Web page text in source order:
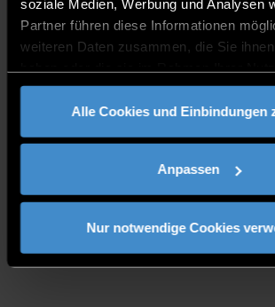
soziale Medien, Werbung und Analysen
Partner führen diese Informationen
weiteren Daten zusammen, die Sie
gesammelt haben.
Alle Cookies und Einbindungen
Anpassen
Nur notwendige Cookies